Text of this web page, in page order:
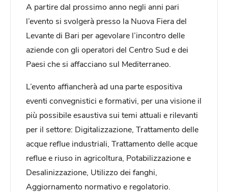
A partire dal prossimo anno negli anni pari
l’evento si svolgerà presso la Nuova Fiera del
Levante di Bari per agevolare l’incontro delle
aziende con gli operatori del Centro Sud e dei
Paesi che si affacciano sul Mediterraneo.
L’evento affiancherà ad una parte espositiva
eventi convegnistici e formativi, per una visione il
più possibile esaustiva sui temi attuali e rilevanti
per il settore: Digitalizzazione, Trattamento delle
acque reflue industriali, Trattamento delle acque
reflue e riuso in agricoltura, Potabilizzazione e
Desalinizzazione, Utilizzo dei fanghi,
Aggiornamento normativo e regolatorio.